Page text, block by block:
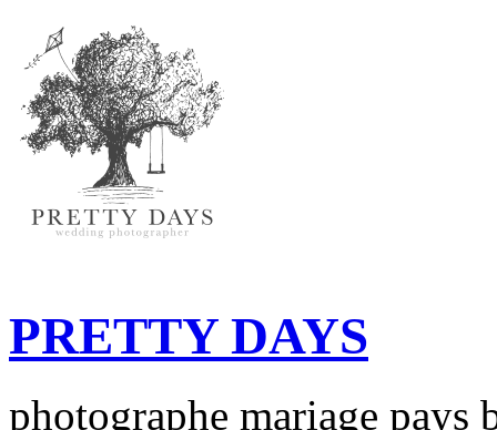
PRETTY DAYS
photographe mariage pays